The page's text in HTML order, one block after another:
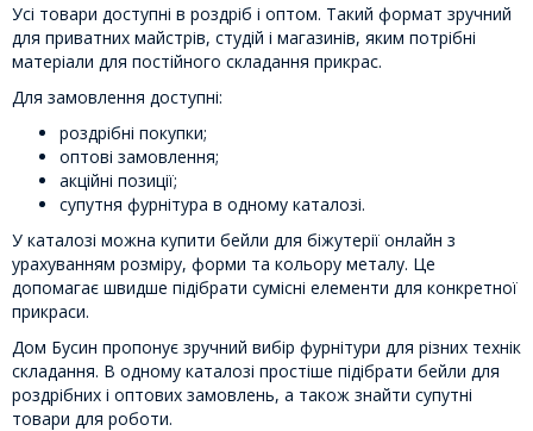
Усі товари доступні в роздріб і оптом. Такий формат зручний
для приватних майстрів, студій і магазинів, яким потрібні
матеріали для постійного складання прикрас.
Для замовлення доступні:
роздрібні покупки;
оптові замовлення;
акційні позиції;
супутня фурнітура в одному каталозі.
У каталозі можна купити бейли для біжутерії онлайн з
урахуванням розміру, форми та кольору металу. Це
допомагає швидше підібрати сумісні елементи для конкретної
прикраси.
Дом Бусин пропонує зручний вибір фурнітури для різних технік
складання. В одному каталозі простіше підібрати бейли для
роздрібних і оптових замовлень, а також знайти супутні
товари для роботи.